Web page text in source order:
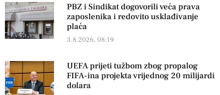
PBZ i Sindikat dogovorili veća prava
zaposlenika i redovito usklađivanje
plaća
3.8.2026, 08:19
UEFA prijeti tužbom zbog propalog
FIFA-ina projekta vrijednog 20 milijardi
dolara